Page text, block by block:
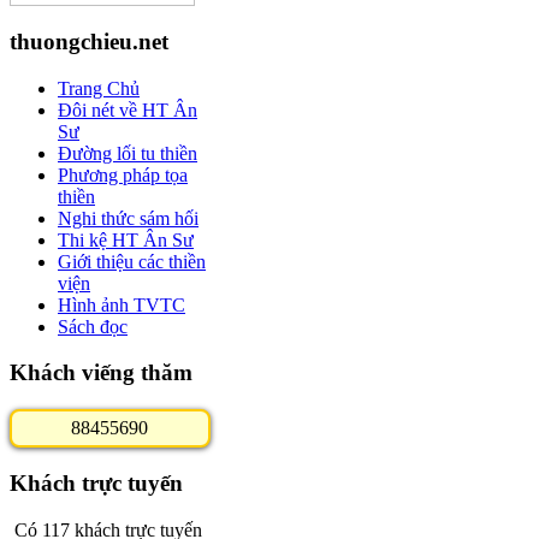
thuongchieu.net
Trang Chủ
Đôi nét về HT Ân
Sư
Đường lối tu thiền
Phương pháp tọa
thiền
Nghi thức sám hối
Thi kệ HT Ân Sư
Giới thiệu các thiền
viện
Hình ảnh TVTC
Sách đọc
Khách viếng thăm
88455690
Khách trực tuyến
Có 117 khách trực tuyến